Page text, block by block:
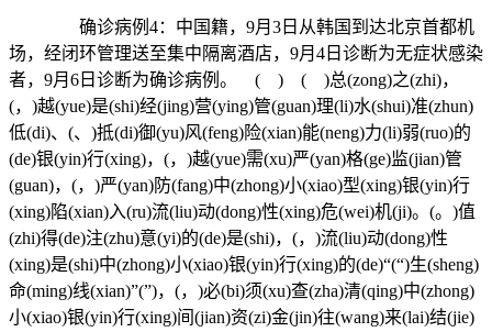
确诊病例4：中国籍，9月3日从韩国到达北京首都机
场，经闭环管理送至集中隔离酒店，9月4日诊断为无症状感染
者，9月6日诊断为确诊病例。 ( ) ( )总(zong)之(zhi)，
(，)越(yue)是(shi)经(jing)营(ying)管(guan)理(li)水(shui)准(zhun)
低(di)、(、)抵(di)御(yu)风(feng)险(xian)能(neng)力(li)弱(ruo)的
(de)银(yin)行(xing)，(，)越(yue)需(xu)严(yan)格(ge)监(jian)管
(guan)，(，)严(yan)防(fang)中(zhong)小(xiao)型(xing)银(yin)行
(xing)陷(xian)入(ru)流(liu)动(dong)性(xing)危(wei)机(ji)。(。)值
(zhi)得(de)注(zhu)意(yi)的(de)是(shi)，(，)流(liu)动(dong)性
(xing)是(shi)中(zhong)小(xiao)银(yin)行(xing)的(de)“(“)生(sheng)
命(ming)线(xian)”(”)，(，)必(bi)须(xu)查(zha)清(qing)中(zhong)
小(xiao)银(yin)行(xing)间(jian)资(zi)金(jin)往(wang)来(lai)结(jie)